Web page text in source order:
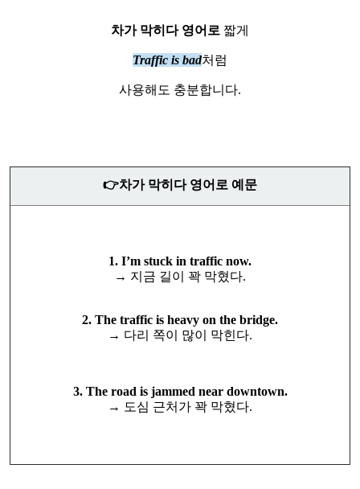
차가 막히다 영어로 짧게
Traffic is bad처럼
사용해도 충분합니다.
👉차가 막히다 영어로 예문
1. I’m stuck in traffic now.
→ 지금 길이 꽉 막혔다.
2. The traffic is heavy on the bridge.
→ 다리 쪽이 많이 막힌다.
3. The road is jammed near downtown.
→ 도심 근처가 꽉 막혔다.